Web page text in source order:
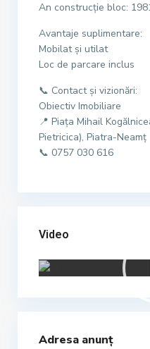
An construcție bloc:
Avantaje suplimentare:
Mobilat și utilat
Loc de parcare inclus
📞 Contact și vizionări:
Obiectiv Imobiliare
📍 Piața Mihail
Pietricica), Piatra-Neamț
📞 0757 030 616
Video
Adresa anunț